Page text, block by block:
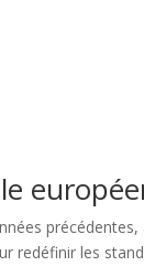
redéfinir les